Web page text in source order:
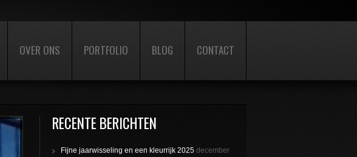
OVER ONS PORTFOLIO BLOG CONTACT
RECENTE BERICHTEN
Fijne jaarwisseling en een kleurrijk 2025 december